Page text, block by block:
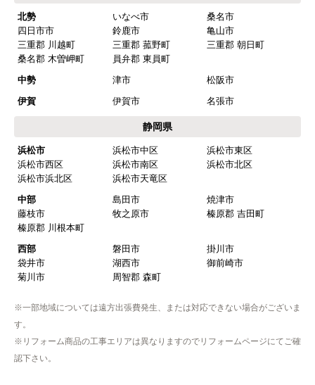
北勢 いなべ市
桑名市
四日市市
鈴鹿市
亀山市
三重郡 川越町
三重郡 菰野町
三重郡 朝日町
桑名郡 木曽岬町
員弁郡 東員町
中勢
津市
松阪市
伊賀
伊賀市 名張市
静岡県
浜松市 浜松市中区
浜松市東区
浜松市西区
浜松市南区
浜松市北区
浜松市浜北区
浜松市天竜区
中部
島田市
焼津市
藤枝市
牧之原市
榛原郡 吉田町
榛原郡 川根本町
西部
磐田市
掛川市
袋井市
湖西市
御前崎市
菊川市
周智郡 森町
※一部地域については遠方出張費発生、または対応できない場合がございま
す。
※リフォーム商品の工事エリアは異なりますのでリフォームページにてご確
認下さい。